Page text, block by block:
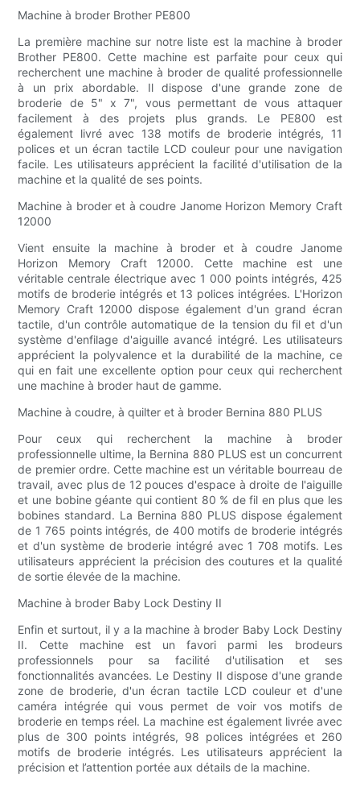
Machine à broder Brother PE800
La première machine sur notre liste est la machine à broder
Brother PE800. Cette machine est parfaite pour ceux qui
recherchent une machine à broder de qualité professionnelle
à un prix abordable. Il dispose d'une grande zone de
broderie de 5" x 7", vous permettant de vous attaquer
facilement à des projets plus grands. Le PE800 est
également livré avec 138 motifs de broderie intégrés, 11
polices et un écran tactile LCD couleur pour une navigation
facile. Les utilisateurs apprécient la facilité d'utilisation de la
machine et la qualité de ses points.
Machine à broder et à coudre Janome Horizon Memory Craft
12000
Vient ensuite la machine à broder et à coudre Janome
Horizon Memory Craft 12000. Cette machine est une
véritable centrale électrique avec 1 000 points intégrés, 425
motifs de broderie intégrés et 13 polices intégrées. L'Horizon
Memory Craft 12000 dispose également d'un grand écran
tactile, d'un contrôle automatique de la tension du fil et d'un
système d'enfilage d'aiguille avancé intégré. Les utilisateurs
apprécient la polyvalence et la durabilité de la machine, ce
qui en fait une excellente option pour ceux qui recherchent
une machine à broder haut de gamme.
Machine à coudre, à quilter et à broder Bernina 880 PLUS
Pour ceux qui recherchent la machine à broder
professionnelle ultime, la Bernina 880 PLUS est un concurrent
de premier ordre. Cette machine est un véritable bourreau de
travail, avec plus de 12 pouces d'espace à droite de l'aiguille
et une bobine géante qui contient 80 % de fil en plus que les
bobines standard. La Bernina 880 PLUS dispose également
de 1 765 points intégrés, de 400 motifs de broderie intégrés
et d'un système de broderie intégré avec 1 708 motifs. Les
utilisateurs apprécient la précision des coutures et la qualité
de sortie élevée de la machine.
Machine à broder Baby Lock Destiny II
Enfin et surtout, il y a la machine à broder Baby Lock Destiny
II. Cette machine est un favori parmi les brodeurs
professionnels pour sa facilité d'utilisation et ses
fonctionnalités avancées. Le Destiny II dispose d'une grande
zone de broderie, d'un écran tactile LCD couleur et d'une
caméra intégrée qui vous permet de voir vos motifs de
broderie en temps réel. La machine est également livrée avec
plus de 300 points intégrés, 98 polices intégrées et 260
motifs de broderie intégrés. Les utilisateurs apprécient la
précision et l’attention portée aux détails de la machine.